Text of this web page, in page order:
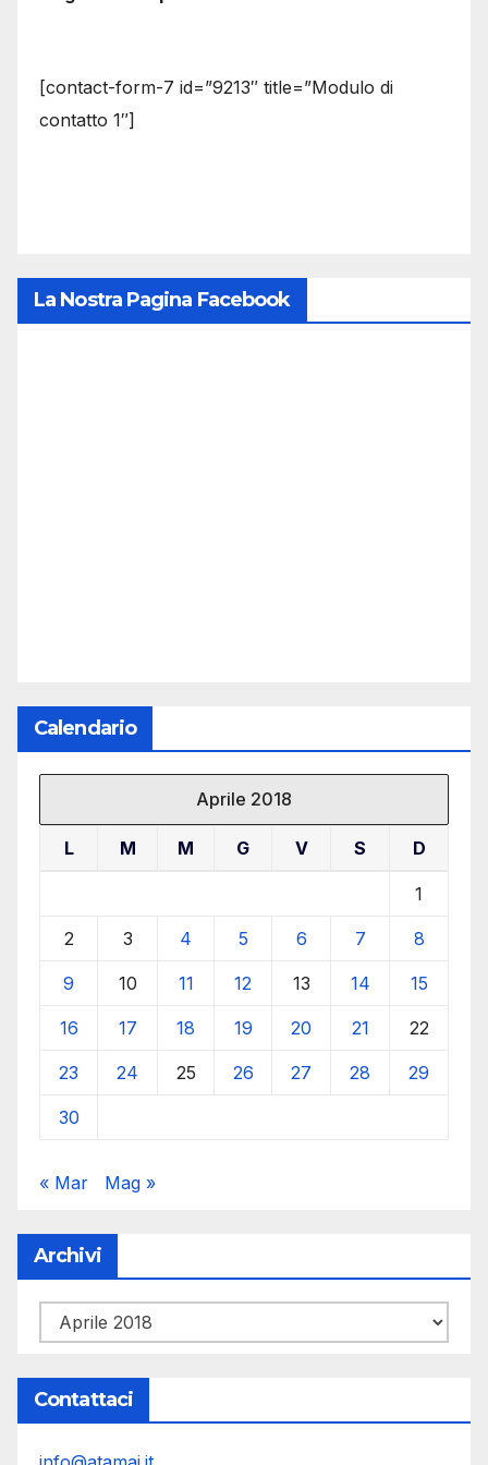
[contact-form-7 id=”9213″ title=”Modulo di
contatto 1″]
La Nostra Pagina Facebook
Calendario
Aprile 2018
L M M G V S D
1
2 3 4 5 6 7 8
9 10 11 12 13 14 15
16 17 18 19 20 21 22
23 24 25 26 27 28 29
30
« Mar Mag »
Archivi
Archivi
Contattaci